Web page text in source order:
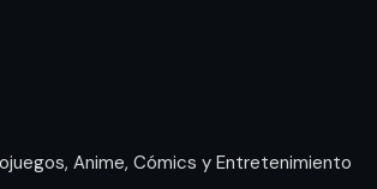
Anime, Cómics y Entretenimiento